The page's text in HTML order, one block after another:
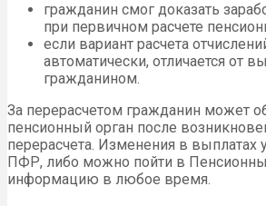
гражданин смог доказать
при первичном расчете
если вариант расчета
автоматически, отличается от
гражданином.
За перерасчетом гражданин может
пенсионный орган после
перерасчета. Изменения в выплатах
ПФР, либо можно пойти в
информацию в любое время.